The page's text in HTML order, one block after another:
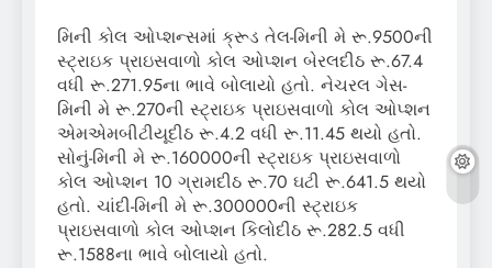
મિની કોલ ઓપ્શન્સમાં ક્રૂડ તેલ-મિની મે રૂ.9500ની
સ્ટ્રાઇક પ્રાઇસવાળો કોલ ઓપ્શન બેરલદીઠ રૂ.67.4
વધી રૂ.271.95ના ભાવે બોલાયો હતો. નેચરલ ગેસ-
મિની મે રૂ.270ની સ્ટ્રાઇક પ્રાઇસવાળો કોલ ઓપ્શન
એમએમબીટીયૂદીઠ રૂ.4.2 વધી રૂ.11.45 થયો હતો.
સોનું-મિની મે રૂ.160000ની સ્ટ્રાઇક પ્રાઇસવાળો
કોલ ઓપ્શન 10 ગ્રામદીઠ રૂ.70 ઘટી રૂ.641.5 થયો
હતો. ચાંદી-મિની મે રૂ.300000ની સ્ટ્રાઇક
પ્રાઇસવાળો કોલ ઓપ્શન કિલોદીઠ રૂ.282.5 વધી
રૂ.1588ના ભાવે બોલાયો હતો.